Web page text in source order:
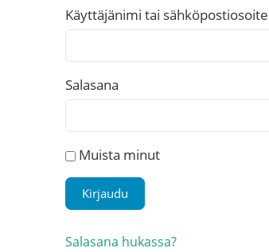
Käyttäjänimi tai sähköpostiosoite
Salasana
Muista minut
Salasana hukassa?